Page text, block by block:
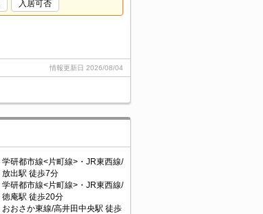
入居可否
情報更新日 2026/08/04
学研都市線<片町線>・JR東西線/
放出駅 徒歩7分
学研都市線<片町線>・JR東西線/
徳庵駅 徒歩20分
おおさか東線/高井田中央駅 徒歩